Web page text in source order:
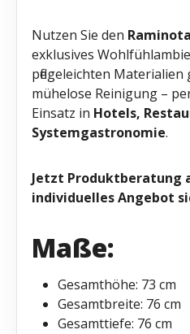
Nutzen Sie den
exklusives
pflegeleichten
mühelose Reinigung –
Einsatz in Hotels,
Systemgastronomie.
Jetzt Produktberatung
individuelles Angebot
Maße:
Gesamthöhe: 73 cm
Gesamtbreite: 76 cm
Gesamttiefe: 76 cm